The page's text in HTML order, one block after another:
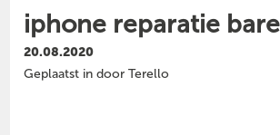
iphone reparatie
20.08.2020
Geplaatst in door Terello